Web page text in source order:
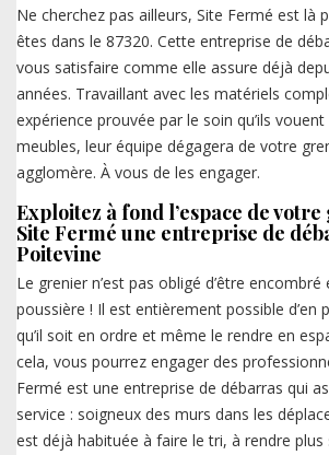
Ne cherchez pas ailleurs, Site Fermé est là
êtes dans le 87320. Cette entreprise de
vous satisfaire comme elle assure déjà
années. Travaillant avec les matériels
expérience prouvée par le soin qu’ils
meubles, leur équipe dégagera de votre
agglomère. À vous de les engager.
Exploitez à fond l’espace de
Site Fermé une entreprise de
Poitevine
Le grenier n’est pas obligé d’être encombré
poussière ! Il est entièrement possible d’en
qu’il soit en ordre et même le rendre en
cela, vous pourrez engager des
Fermé est une entreprise de débarras qui
service : soigneux des murs dans les
est déjà habituée à faire le tri, à rendre plus